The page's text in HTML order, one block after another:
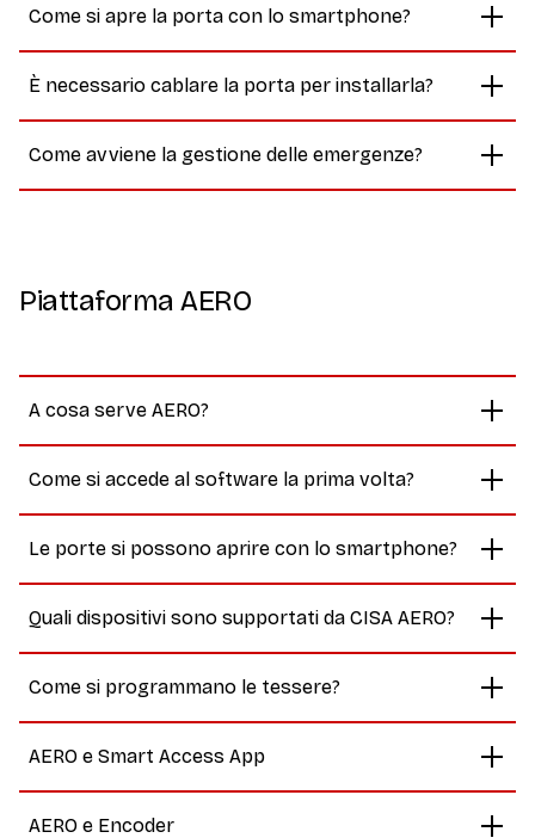
Come si apre la porta con lo smartphone?
È necessario cablare la porta per installarla?
Come avviene la gestione delle emergenze?
Piattaforma AERO
A cosa serve AERO?
Come si accede al software la prima volta?
Le porte si possono aprire con lo smartphone?
Quali dispositivi sono supportati da CISA AERO?
Come si programmano le tessere?
AERO e Smart Access App
AERO e Encoder